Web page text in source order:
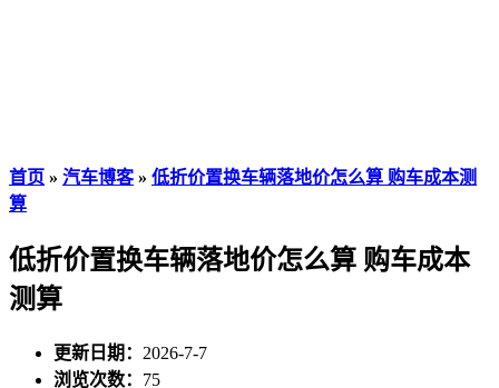
首页 » 汽车博客» 低折价置换车辆落地价怎么算 购车成本测
算
低折价置换车辆落地价怎么算 购车成本
测算
更新日期： 2026-7-7
浏览次数： 75